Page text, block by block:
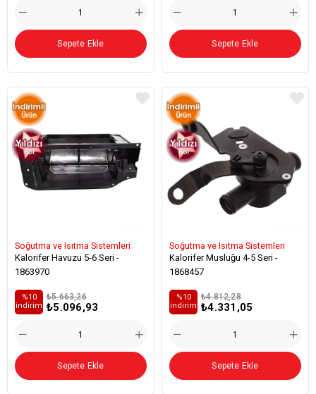
Sepete Ekle Sepete Ekle
Soğutma ve Isıtma Sistemleri
Kalorifer Havuzu 5-6 Seri -
1863970
₺5.096,93
₺5.663,26
%10
i̇ndirim
Sepete Ekle
Soğutma ve Isıtma Sistemleri
Kalorifer Musluğu 4-5 Seri -
1868457
₺4.331,05
₺4.812,28
%10
i̇ndirim
Sepete Ekle